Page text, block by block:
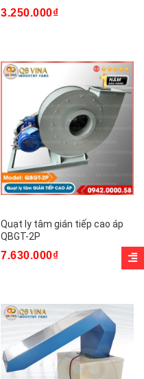
3.250.000₫
Quạt ly tâm gián tiếp cao áp
QBGT-2P
7.630.000₫